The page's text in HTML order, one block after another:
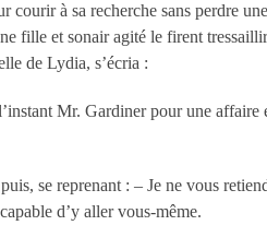
courir à sa recherche sans perdre
fille et sonair agité le firent
de Lydia, s’écria :
Mr. Gardiner pour une affaire
se reprenant : – Je ne vous
d’y aller vous-même.